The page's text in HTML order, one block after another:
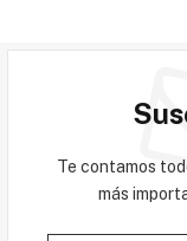
Te contamos
más